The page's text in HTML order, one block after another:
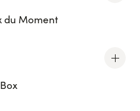
du Moment